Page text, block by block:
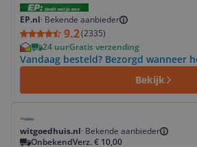
EP.nl· Bekende aanbieder
9.2(2335)
24 uurGratis verzending
Vandaag besteld? Bezorgd wanneer
Bekijk
witgoedhuis.nl· Bekende aanbieder
OnbekendVerz. € 10,00